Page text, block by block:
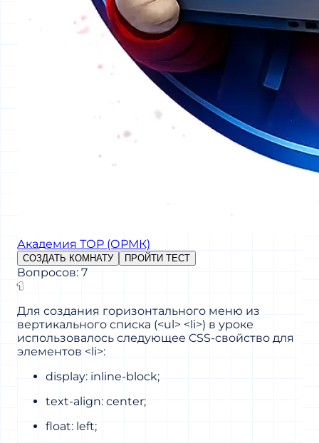
Академия ТОР (ОРМК)
СОЗДАТЬ КОМНАТУ ПРОЙТИ ТЕСТ
Вопросов: 7
1
Для создания горизонтального меню из
вертикального списка (<ul> <li>) в уроке
использовалось следующее CSS-свойство для
элементов <li>:
display: inline-block;
text-align: center;
float: left;